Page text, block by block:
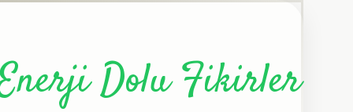
Dolu Fikirler